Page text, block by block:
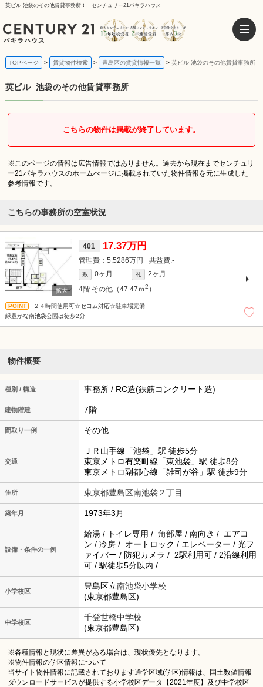
英ビル 池袋のその他賃貸事務所！｜センチュリー21パキラハウス
TOPページ 賃貸物件検索 豊島区の賃貸情報一覧 英ビル 池袋のその他賃貸事務所
英ビル 池袋のその他賃貸事務所
こちらの物件は掲載が終了しています。
※このページの情報は広告情報ではありません。過去から現在までセンチュリ
ー21パキラハウスのホームぺージに掲載されていた物件情報を元に生成した
参考情報です。
こちらの事務所の空室状況
401 17.37万円
5.5286万円 -
敷 0ヶ月 礼
2ヶ月
4階 その他（47.47ｍ2 ）
２４時間使用可☆セコム対応☆駐車場完備
緑豊かな南池袋公園は徒歩2分
物件概要
種別 / 構造 事務所 / RC造(鉄筋コンクリート造)
建物階建 7階
間取り一例 その他
交通
ＪＲ山手線「池袋」駅 徒歩5分
東京メトロ有楽町線「東池袋」駅 徒歩8分
東京メトロ副都心線「雑司が谷」駅 徒歩9分
住所 東京都豊島区南池袋２丁目
築年月 1973年3月
設備・条件の一例
給湯 / トイレ専用 / 角部屋 / 南向き / エアコ
ン / 冷房 / オートロック / エレベーター / 光フ
ァイバー / 防犯カメラ / 2駅利用可 / 2沿線利用
可 / 駅徒歩5分以内 /
小学校区
豊島区立南池袋小学校
(東京都豊島区)
中学校区
千登世橋中学校
(東京都豊島区)
※各種情報と現状に差異がある場合は、現状優先となります。
※物件情報の学区情報について
当サイト物件情報に記載されております通学区域(学区)情報は、国土数値情報
ダウンロードサービスが提供する小学校区データ【2021年度】及び中学校区